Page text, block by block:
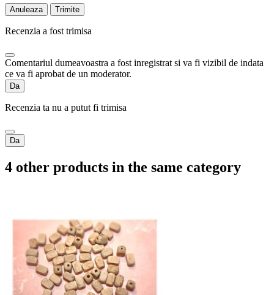
Anuleaza Trimite
Recenzia a fost trimisa
Comentariul dumeavoastra a fost inregistrat si va fi vizibil de indata
ce va fi aprobat de un moderator.
Da
Recenzia ta nu a putut fi trimisa
Da
4 other products in the same category